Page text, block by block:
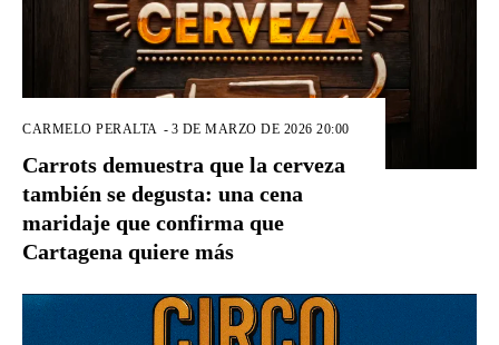
CARMELO PERALTA - 3 DE MARZO DE 2026 20:00
Carrots demuestra que la cerveza
también se degusta: una cena
maridaje que confirma que
Cartagena quiere más